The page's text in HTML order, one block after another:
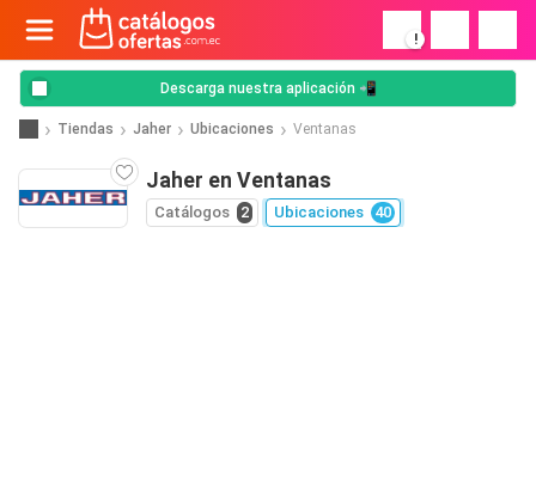
!
Descarga nuestra aplicación 📲
Tiendas Jaher Ubicaciones Ventanas
Jaher en Ventanas
Catálogos 2 Ubicaciones 40